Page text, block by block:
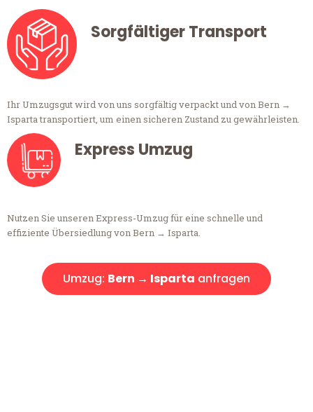
Sorgfältiger Transport
Ihr Umzugsgut wird von uns sorgfältig verpackt und von Bern →
Isparta transportiert, um einen sicheren Zustand zu gewährleisten.
Express Umzug
Nutzen Sie unseren Express-Umzug für eine schnelle und
effiziente Übersiedlung von Bern → Isparta.
Umzug: Bern → Isparta anfragen